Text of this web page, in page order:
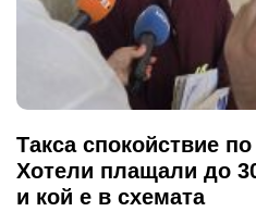
Такса спокойствие
Хотели плащали до
и кой е в схемата